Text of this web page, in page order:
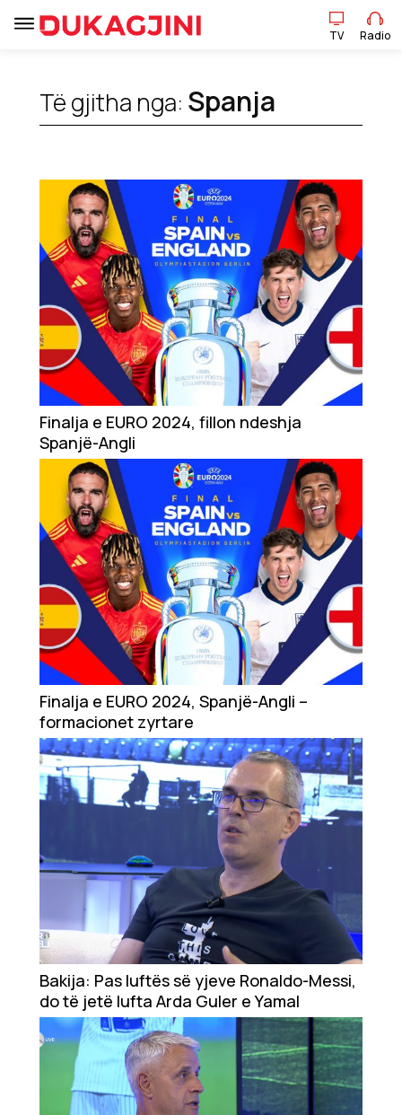
Lajme
Sport
Pikëpamje
Art Jete
Kulturë
Showbiz
Ekonomi
Teknologji
Udhëtime
DuVideo
TV Radio
Të gjitha nga: Spanja
Finalja e EURO 2024, fillon ndeshja
Spanjë-Angli
Finalja e EURO 2024, Spanjë-Angli –
formacionet zyrtare
Bakija: Pas luftës së yjeve Ronaldo-Messi,
do të jetë lufta Arda Guler e Yamal